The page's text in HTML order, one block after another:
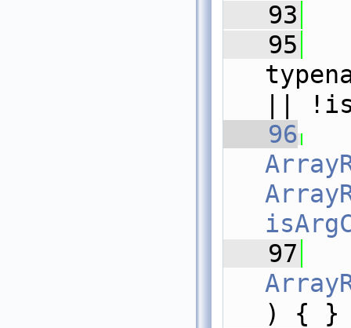
   93
   95
||
   96
   97
) { }